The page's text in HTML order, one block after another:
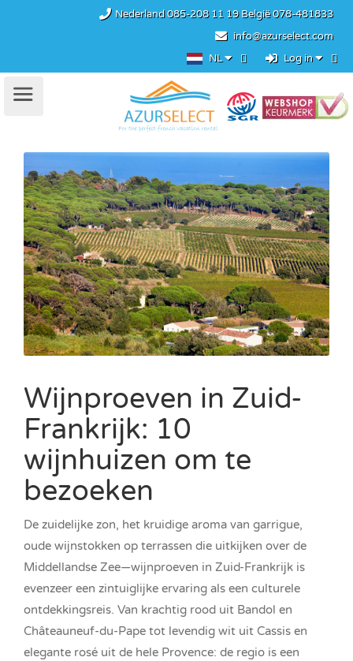
Nederland085-208 11 19België078-481833
info@azurselect.com
NL
Log in
Wijnproeven in Zuid-
Frankrijk: 10
wijnhuizen om te
bezoeken
De zuidelijke zon, het kruidige aroma van garrigue,
oude wijnstokken op terrassen die uitkijken over de
Middellandse Zee—wijnproeven in Zuid-Frankrijk is
evenzeer een zintuiglijke ervaring als een culturele
ontdekkingsreis. Van krachtig rood uit Bandol en
Châteauneuf-du-Pape tot levendig wit uit Cassis en
elegante rosé uit de hele Provence: de regio is een